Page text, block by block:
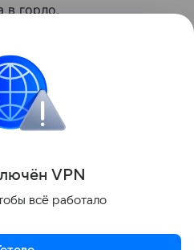
в горло.
провинции Пафос
экспертиз для полного
Поделиться
ён VPN
всё работало